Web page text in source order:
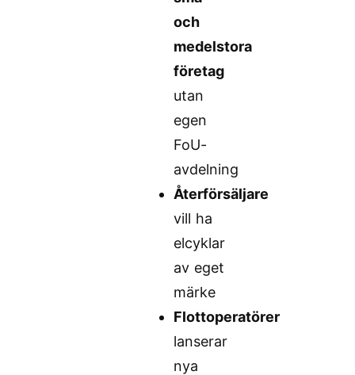
och
medelstora
företag
utan
egen
FoU-
avdelning
Återförsäljare
vill ha
elcyklar
av eget
märke
Flottoperatörer
lanserar
nya